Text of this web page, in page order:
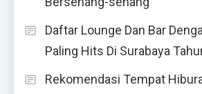
Daftar Lounge Dan Bar
Paling Hits Di Surabaya
Rekomendasi Tempat